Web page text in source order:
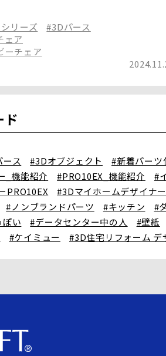
リーズ
#3Dパース
ェア
ーチェア
ド
ス #3Dオブジェクト #新着パーツ
_機能紹介
#PRO10EX_機能紹介 #
PRO10EX
#3Dマイホームデザイナ
#ノンブランドパーツ #キッチン #
ぽい #データセンター中の人 #壁紙
#ケイミュー #3D住宅リフォーム デ